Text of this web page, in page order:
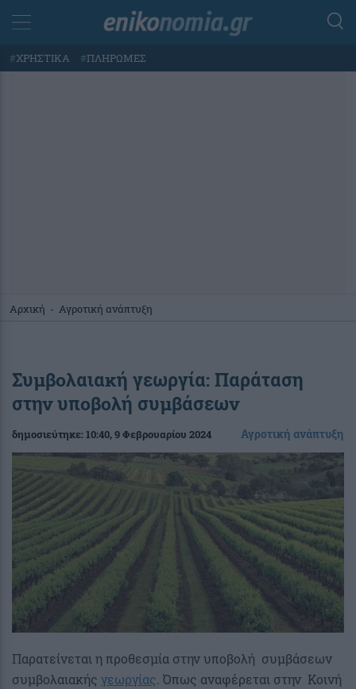
#ΧΡΗΣΤΙΚΑ #ΠΛΗΡΩΜΕΣ
Αρχική - Αγροτική ανάπτυξη
Συμβολαιακή γεωργία: Παράταση
στην υποβολή συμβάσεων
δημοσιεύτηκε:10:40, 9 Φεβρουαρίου 2024 Αγροτική ανάπτυξη
Παρατείνεται η προθεσμία στην υποβολή συμβάσεων
συμβολαιακής γεωργίας. Όπως αναφέρεται στην Κοινή